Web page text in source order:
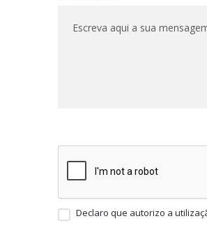
Declaro que autorizo a